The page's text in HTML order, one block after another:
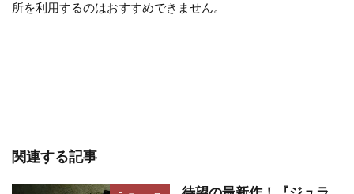
所を利用するのはおすすめできません。
関連する記事